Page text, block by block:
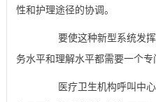
性和护理途径的协调。
要使这种新型系统发挥
务水平和理解水平都需要一个专
医疗卫生机构呼叫中心